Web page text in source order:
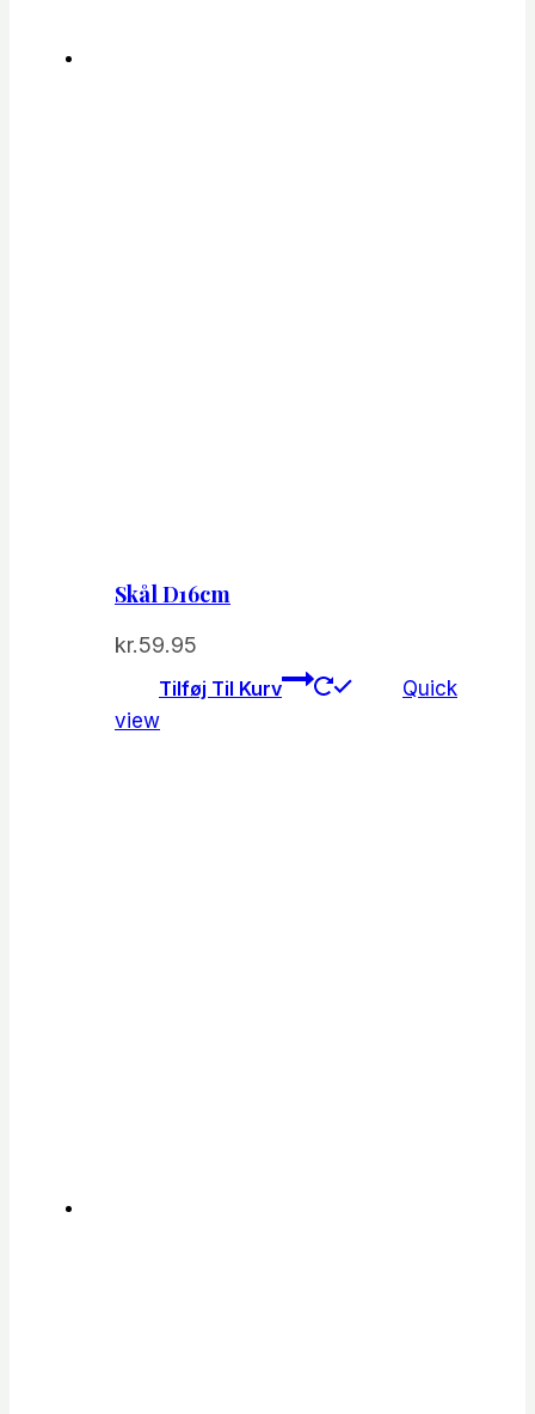
Skål D16cm
kr.59.95
Tilføj Til Kurv
Quick
view